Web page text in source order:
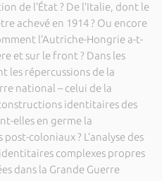
de l’État ? De l’Italie, dont le
achevé en 1914 ? Ou encore
l’Autriche-Hongrie a-t-
et sur le front ? Dans les
les répercussions de la
national – celui de la
identitaires des
elles en germe la
coloniaux ? L’analyse des
complexes propres
dans la Grande Guerre